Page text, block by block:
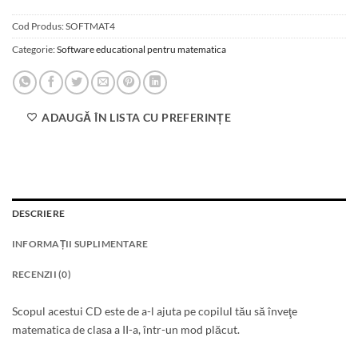
Cod Produs:SOFTMAT4
Categorie:Software educational pentru matematica
ADAUGĂ ÎN LISTA CU PREFERINȚE
DESCRIERE
INFORMAȚII SUPLIMENTARE
RECENZII (0)
Scopul acestui CD este de a-l ajuta pe copilul tău să înveţe
matematica de clasa a II-a, într-un mod plăcut.